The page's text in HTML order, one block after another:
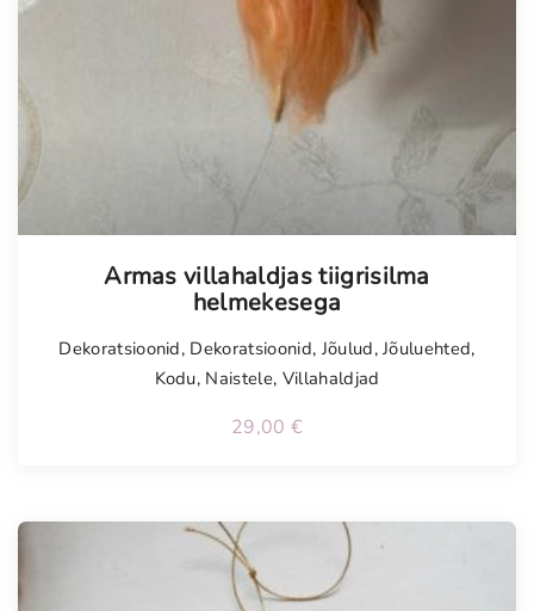
Armas villahaldjas tiigrisilma
helmekesega
Dekoratsioonid, Dekoratsioonid, Jõulud,Jõuluehted,
Kodu, Naistele, Villahaldjad
29,00 €